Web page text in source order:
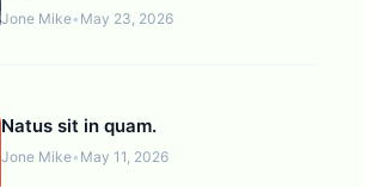
Jone Mike• May 23, 2026
Natus sit in quam.
Jone Mike• May 11, 2026